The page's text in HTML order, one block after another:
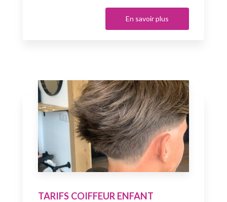
En savoir plus
TARIFS COIFFEUR ENFANT